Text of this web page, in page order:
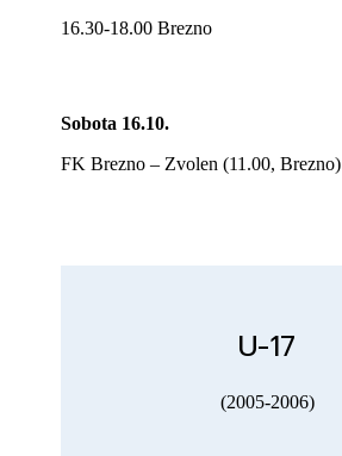
16.30-18.00 Brezno
Sobota 16.10.
FK Brezno – Zvolen (11.00, Brezno)
U-17
(2005-2006)